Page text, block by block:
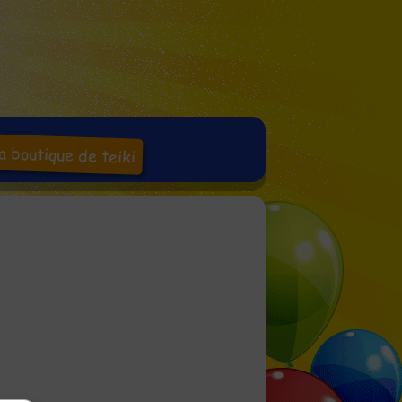
boutique de teiki